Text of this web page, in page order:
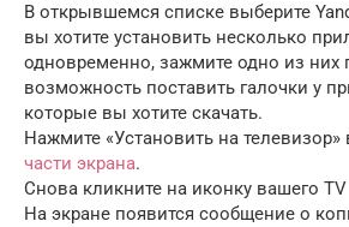
В открывшемся списке выберите
вы хотите установить несколько
одновременно, зажмите одно из них
возможность поставить галочки у
которые вы хотите скачать.
Нажмите «Установить на
части экрана.
Снова кликните на иконку вашего TV
На экране появится сообщение о